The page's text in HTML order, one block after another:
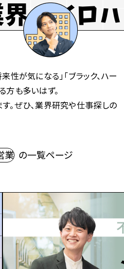
のイロハ
性が気になる」「ブラック、ハー
方も多いはず。
。ぜひ、業界研究や仕事探しの
業 の一覧ページ